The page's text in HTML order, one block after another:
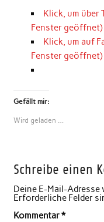
Klick, um über
Fenster geöffnet)
Klick, um auf
Fenster geöffnet)
Gefällt mir:
Wird geladen …
Schreibe einen
Deine E-Mail-
Erforderliche Felder
Kommentar*